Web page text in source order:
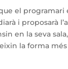
el programari
i proposarà
en la seva
la forma